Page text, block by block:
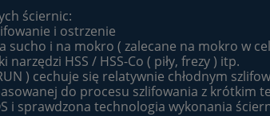
ściernic:
i ostrzenie
sucho i na mokro ( zalecane na mokro w
HSS / HSS-Co ( piły, frezy ) itp.
) cechuje się relatywnie chłodnym
do procesu szlifowania z krótkim
i sprawdzona technologia wykonania